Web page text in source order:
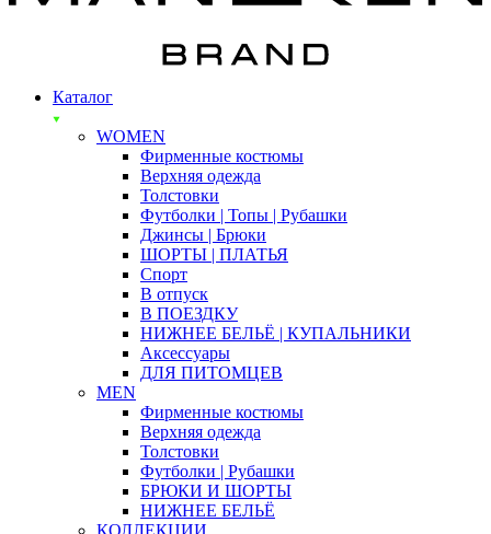
Каталог
WOMEN
Фирменные костюмы
Верхняя одежда
Толстовки
Футболки | Топы | Рубашки
Джинсы | Брюки
ШОРТЫ | ПЛАТЬЯ
Спорт
В отпуск
В ПОЕЗДКУ
НИЖНЕЕ БЕЛЬЁ | КУПАЛЬНИКИ
Аксессуары
ДЛЯ ПИТОМЦЕВ
MEN
Фирменные костюмы
Верхняя одежда
Толстовки
Футболки | Рубашки
БРЮКИ И ШОРТЫ
НИЖНЕЕ БЕЛЬЁ
КОЛЛЕКЦИИ